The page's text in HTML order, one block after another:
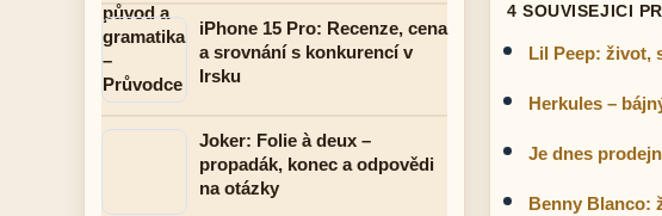
4 SOUVISEJICI
Lil Peep: život,
Herkules –
Je dnes
Benny Blanco:
iPhone 15 Pro: Recenze, cena
a srovnání s konkurencí v
Irsku
Joker: Folie à deux –
propadák, konec a odpovědi
na otázky